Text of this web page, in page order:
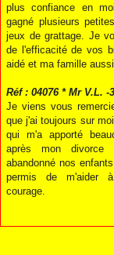
plus confiance en
gagné plusieurs
jeux de grattage. Je
de l'efficacité de vos
aidé et ma famille
Réf : 04076 * Mr V.L. -
Je viens vous
que j'ai toujours sur
qui m'a apporté
après mon
abandonné nos
permis de m'aider
courage.